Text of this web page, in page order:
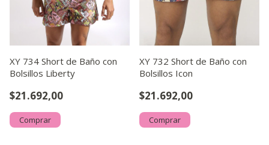
XY 734 Short de Baño con
Bolsillos Liberty
$21.692,00
Comprar
XY 732 Short de Baño con
Bolsillos Icon
$21.692,00
Comprar